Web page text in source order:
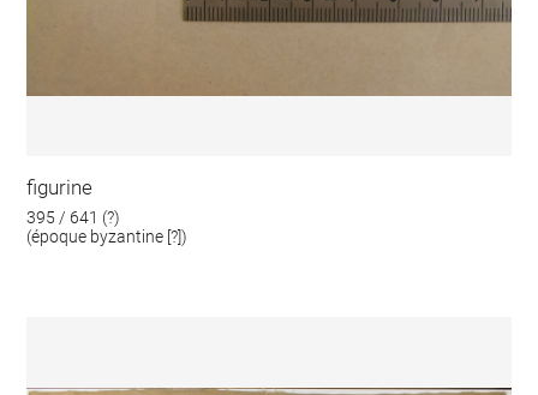
figurine
395 / 641 (?)
(époque byzantine [?])